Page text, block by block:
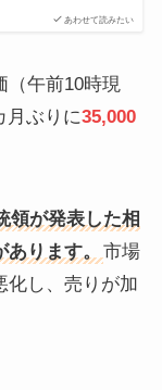
あわせて読みたい
（午前10時現
月ぶりに35,000
領が発表した相
ります。
​市場
化し、売りが加